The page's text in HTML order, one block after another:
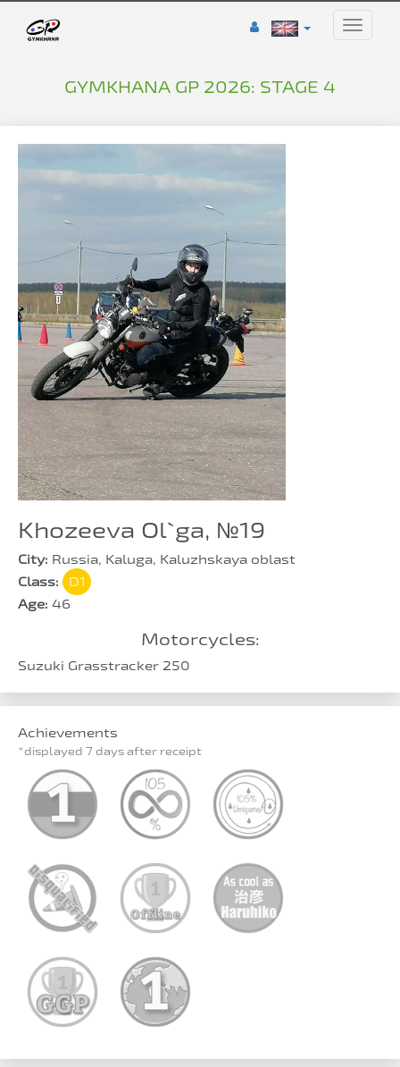
Toggle
GYMKHANA GP 2026: STAGE 4
Khozeeva Ol`ga, №19
City: Russia, Kaluga, Kaluzhskaya oblast
Class:
D1
Age: 46
Motorcycles:
Suzuki Grasstracker 250
Achievements
*displayed 7 days after receipt